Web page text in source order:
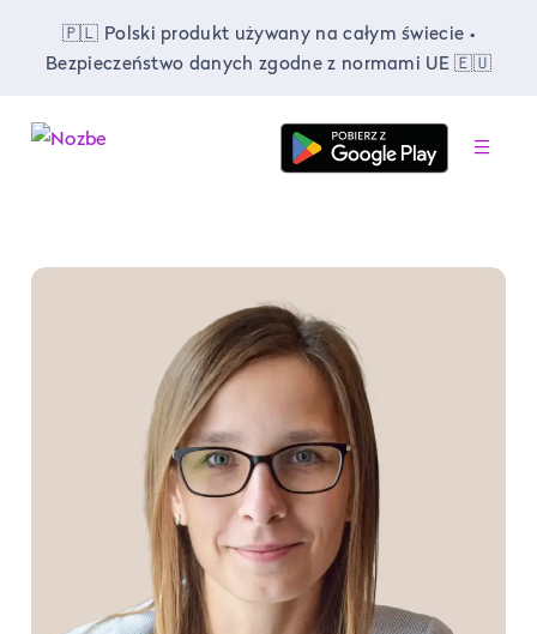
🇵🇱 Polski produkt używany na całym świecie •
Bezpieczeństwo danych zgodne z normami UE 🇪🇺
-